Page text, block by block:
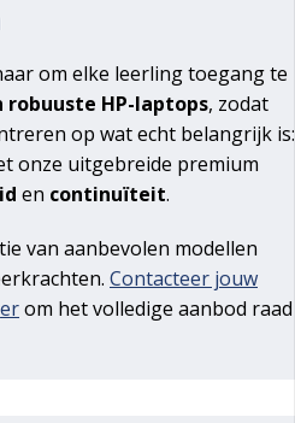
om elke leerling toegang te
HP-laptops, zodat
op wat echt belangrijk is:
onze uitgebreide premium
en continuïteit.
van aanbevolen modellen
Contacteer jouw
om het volledige aanbod raad